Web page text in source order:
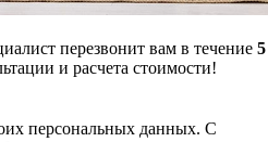
перезвонит вам в течение 5
и расчета стоимости!
персональных данных. С